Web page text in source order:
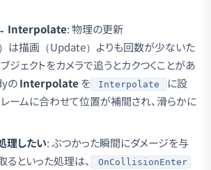
→ Interpolate: 物理の更新
は描画（Update）よりも回数が少ないた
ジェクトをカメラで追うとカクつくことがあ
のInterpolate を Interpolate
に設
レームに合わせて位置が補間され、滑らかに
理したい: ぶつかった瞬間にダメージを与
るといった処理は、
OnCollisionEnter